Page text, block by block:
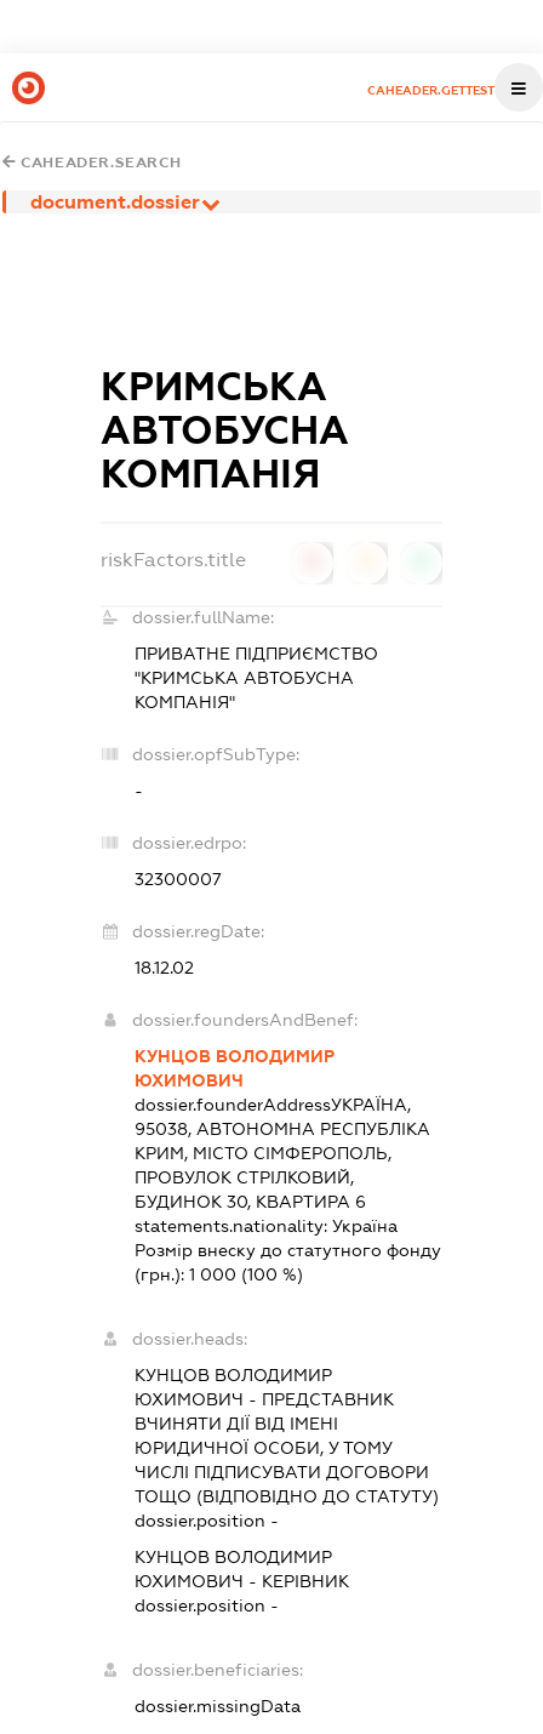
CAHEADER.GETTEST
CAHEADER.SEARCH
document.dossier
КРИМСЬКА
АВТОБУСНА
КОМПАНІЯ
riskFactors.title
dossier.fullName:
ПРИВАТНЕ ПІДПРИЄМСТВО
"КРИМСЬКА АВТОБУСНА
КОМПАНІЯ"
dossier.opfSubType:
-
dossier.edrpo:
32300007
dossier.regDate:
18.12.02
dossier.foundersAndBenef:
КУНЦОВ ВОЛОДИМИР
ЮХИМОВИЧ
dossier.founderAddressУКРАЇНА,
95038, АВТОНОМНА РЕСПУБЛІКА
КРИМ, МІСТО СІМФЕРОПОЛЬ,
ПРОВУЛОК СТРІЛКОВИЙ,
БУДИНОК 30, КВАРТИРА 6
statements.nationality:Україна
Розмір внеску до статутного фонду
(грн.):1 000 (100 %)
dossier.heads:
КУНЦОВ ВОЛОДИМИР
ЮХИМОВИЧ - ПРЕДСТАВНИК
ВЧИНЯТИ ДІЇ ВІД ІМЕНІ
ЮРИДИЧНОЇ ОСОБИ, У ТОМУ
ЧИСЛІ ПІДПИСУВАТИ ДОГОВОРИ
ТОЩО (ВІДПОВІДНО ДО СТАТУТУ)
dossier.position -
КУНЦОВ ВОЛОДИМИР
ЮХИМОВИЧ - КЕРІВНИК
dossier.position -
dossier.beneficiaries:
dossier.missingData